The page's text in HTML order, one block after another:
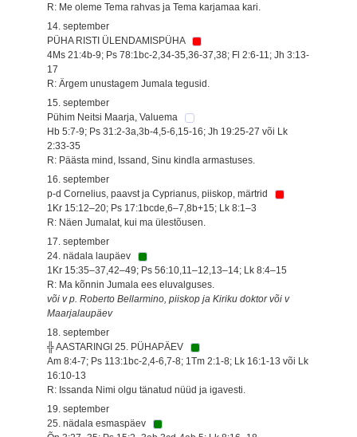
R: Me oleme Tema rahvas ja Tema karjamaa kari.
14. september
PÜHA RISTI ÜLENDAMISPÜHA
4Ms 21:4b-9; Ps 78:1bc-2,34-35,36-37,38; Fl 2:6-11; Jh 3:13-
17
R: Ärgem unustagem Jumala tegusid.
15. september
Pühim Neitsi Maarja, Valuema
Hb 5:7-9; Ps 31:2-3a,3b-4,5-6,15-16; Jh 19:25-27 või Lk
2:33-35
R: Päästa mind, Issand, Sinu kindla armastuses.
16. september
p-d Cornelius, paavst ja Cyprianus, piiskop, märtrid
1Kr 15:12–20; Ps 17:1bcde,6–7,8b+15; Lk 8:1–3
R: Näen Jumalat, kui ma ülestõusen.
17. september
24. nädala laupäev
1Kr 15:35–37,42–49; Ps 56:10,11–12,13–14; Lk 8:4–15
R: Ma kõnnin Jumala ees eluvalguses.
või v p. Roberto Bellarmino, piiskop ja Kiriku doktor või v
Maarjalaupäev
18. september
╬ AASTARINGI 25. PÜHAPÄEV
Am 8:4-7; Ps 113:1bc-2,4-6,7-8; 1Tm 2:1-8; Lk 16:1-13 või Lk
16:10-13
R: Issanda Nimi olgu tänatud nüüd ja igavesti.
19. september
25. nädala esmaspäev